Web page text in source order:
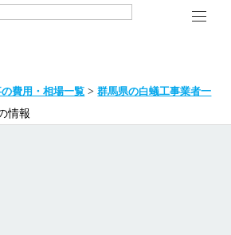
費用・相場一覧 >群馬県の白蟻工事業者一
情報